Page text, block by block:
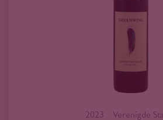
2023 Verenigde